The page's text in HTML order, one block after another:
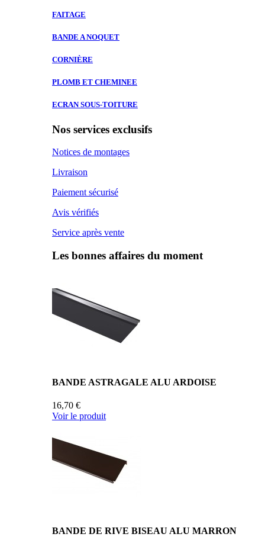
FAITAGE
BANDE ANOQUET
CORNIÈRE
PLOMB ET CHEMINEE
ECRAN SOUS-TOITURE
Nos services exclusifs
Notices de montages
Livraison
Paiement sécurisé
Avis vérifiés
Service après vente
Les bonnes affaires du moment
BANDE ASTRAGALE ALU ARDOISE
16,70 €
Voir le produit
BANDE DE RIVE BISEAU ALU MARRON